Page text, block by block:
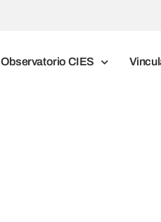
Observatorio CIES